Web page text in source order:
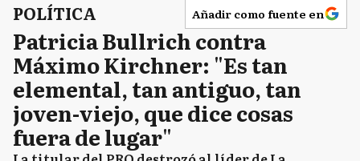
POLÍTICA Añadir como fuente en
Patricia Bullrich contra
Máximo Kirchner: "Es tan
elemental, tan antiguo, tan
joven-viejo, que dice cosas
fuera de lugar"